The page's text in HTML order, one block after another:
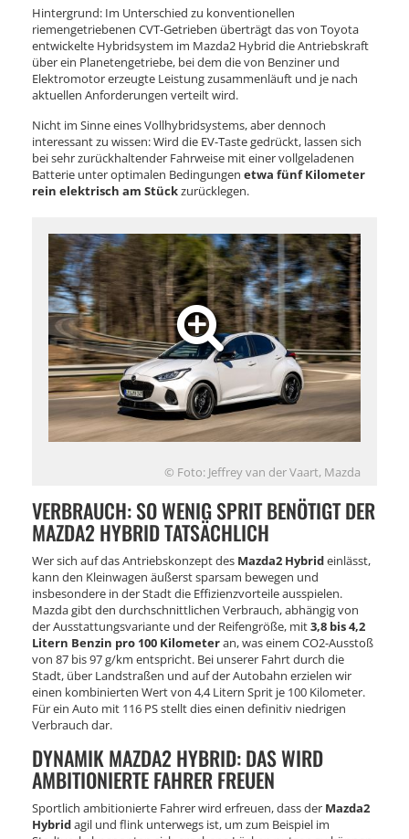
Hintergrund: Im Unterschied zu konventionellen
riemengetriebenen CVT-Getrieben überträgt das von Toyota
entwickelte Hybridsystem im Mazda2 Hybrid die Antriebskraft
über ein Planetengetriebe, bei dem die von Benziner und
Elektromotor erzeugte Leistung zusammenläuft und je nach
aktuellen Anforderungen verteilt wird.
Nicht im Sinne eines Vollhybridsystems, aber dennoch
interessant zu wissen: Wird die EV-Taste gedrückt, lassen sich
bei sehr zurückhaltender Fahrweise mit einer vollgeladenen
Batterie unter optimalen Bedingungen etwa fünf Kilometer
rein elektrisch am Stückzurücklegen.
© Foto: Jeffrey van der Vaart, Mazda
VERBRAUCH: SO WENIG SPRIT BENÖTIGT DER
MAZDA2 HYBRID TATSÄCHLICH
Wer sich auf das Antriebskonzept des Mazda2 Hybrideinlässt,
kann den Kleinwagen äußerst sparsam bewegen und
insbesondere in der Stadt die Effizienzvorteile ausspielen.
Mazda gibt den durchschnittlichen Verbrauch, abhängig von
der Ausstattungsvariante und der Reifengröße, mit3,8 bis 4,2
Litern Benzin pro 100 Kilometeran, was einem CO2-Ausstoß
von 87 bis 97 g/km entspricht. Bei unserer Fahrt durch die
Stadt, über Landstraßen und auf der Autobahn erzielen wir
einen kombinierten Wert von 4,4 Litern Sprit je 100 Kilometer.
Für ein Auto mit 116 PS stellt dies einen definitiv niedrigen
Verbrauch dar.
DYNAMIK MAZDA2 HYBRID: DAS WIRD
AMBITIONIERTE FAHRER FREUEN
Sportlich ambitionierte Fahrer wird erfreuen, dass der Mazda2
Hybridagil und flink unterwegs ist, um zum Beispiel im